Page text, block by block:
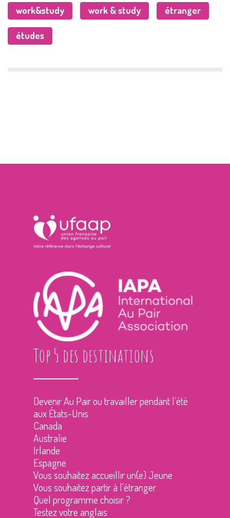
work&study work & study étranger
études
Top 5 des destinations
Devenir Au Pair ou travailler pendant l’été
aux États-Unis
Canada
Australie
Irlande
Espagne
Vous souhaitez accueillir un(e) Jeune
Vous souhaitez partir à l'étranger
Quel programme choisir ?
Testez votre anglais